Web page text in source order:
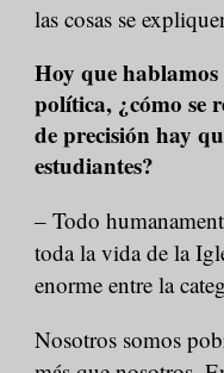
las cosas se
Hoy que
política, ¿cómo se
de precisión hay
estudiantes?
– Todo
toda la vida de la
enorme entre la
Nosotros somos